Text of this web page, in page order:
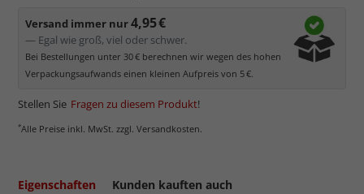
Schutz des Bildes.
Normalglas hat eine leichte Grünfärbung
, wodurch es im
Bereich der Weißtöne zu einem dezenten Grünschimmer
kommt. Für Bilder mit hellen Farben empfehlen wir Kunst- oder
Versand immer nur4,95 €
— Egal wie groß, viel oder schwer.
Bei Bestellungen unter 30 € berechnen wir wegen des hohen
Verpackungsaufwands einen kleinen Aufpreis von 5 €.
Stellen Sie Fragen zu diesem Produkt!
*Alle Preise inkl. MwSt. zzgl. Versandkosten.
Eigenschaften Kunden kauften auch